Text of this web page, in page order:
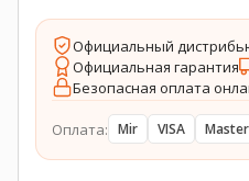
Официальный
Официальная гарантия
Безопасная оплата
Оплата: Mir VISA